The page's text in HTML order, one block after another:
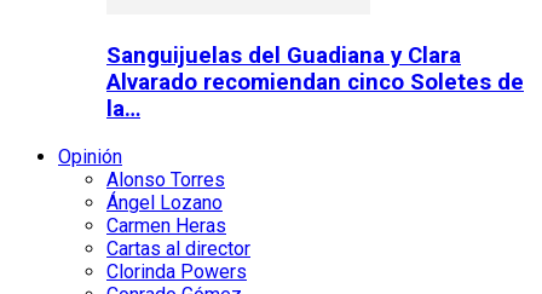
Sanguijuelas del Guadiana y Clara
Alvarado recomiendan cinco Soletes de
la…
Opinión
Alonso Torres
Ángel Lozano
Carmen Heras
Cartas al director
Clorinda Powers